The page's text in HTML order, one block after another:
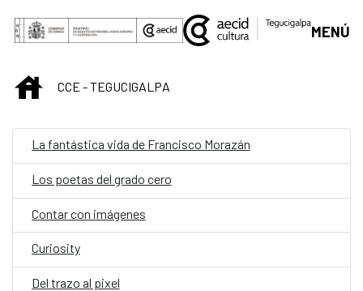
Saltar al contenido principal
MENÚ
INICIOCCE - TEGUCIGALPA
La fantástica vida de Francisco Morazán
Los poetas del grado cero
Contar con imágenes
Curiosity
Del trazo al pixel